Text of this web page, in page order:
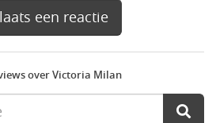
een reactie
over Victoria Milan